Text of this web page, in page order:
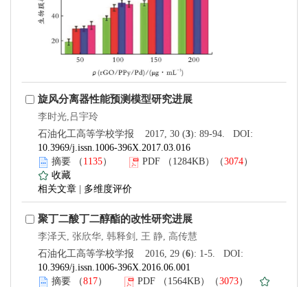
旋风分离器性能预测模型研究进展
李时光,吕宇玲
石油化工高等学校学报 2017, 30 (3): 89-94. DOI:
10.3969/j.issn.1006-396X.2017.03.016
摘要 （ 1135） PDF （1284KB）（3074）
收藏
相关文章
多维度评价
聚丁二酸丁二醇酯的改性研究进展
李泽天, 张欣华, 韩释剑, 王 静, 高传慧
石油化工高等学校学报 2016, 29 (6): 1-5. DOI:
10.3969/j.issn.1006-396X.2016.06.001
摘要 （817） PDF （1564KB）（3073）